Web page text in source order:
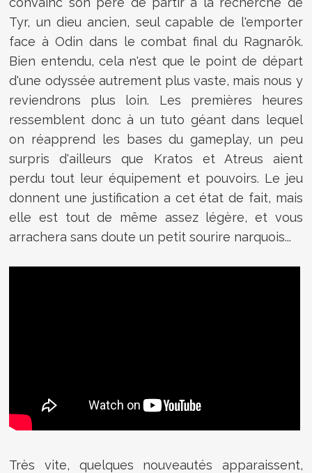
Tyr, un dieu ancien, seul capable de l'emporter
face à Odin dans le combat final du Ragnarök.
Bien entendu, cela n'est que le point de départ
d'une odyssée autrement plus vaste, mais nous y
reviendrons plus loin. Les premières heures
ressemblent donc à un tuto géant dans lequel
on réapprend les bases du gameplay, un peu
surpris d'ailleurs que Kratos et Atreus aient
perdu tout leur équipement et pouvoirs. Le jeu
donnent une justification a cet état de fait, mais
elle est tout de même assez légère, et vous
arrachera sans doute un petit sourire narquois...
Très vite, quelques nouveautés apparaissent,